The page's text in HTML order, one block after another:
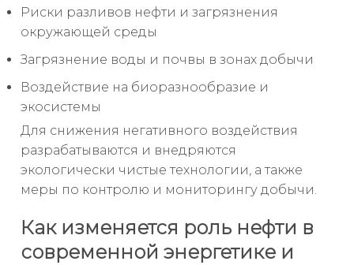
Риски разливов нефти и загрязнения
окружающей среды
Загрязнение воды и почвы в зонах добычи
Воздействие на биоразнообразие и
экосистемы
Для снижения негативного воздействия
разрабатываются и внедряются
экологически чистые технологии, а также
меры по контролю и мониторингу добычи.
Как изменяется роль нефти в
современной энергетике и